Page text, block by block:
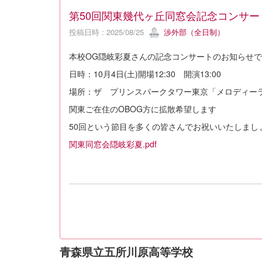
第50回関東幾代ヶ丘同窓会記念コンサー
投稿日時 : 2025/08/25 渉外部（全日制）
本校OG隠岐彩夏さんの記念コンサートのお知らせ
日時：10月4日(土)開場12:30 開演13:00
場所：ザ プリンスパークタワー東京「メロディー
関東ご在住のOBOG方に拡散希望します
50回という節目を多くの皆さんでお祝いいたしまし
関東同窓会隠岐彩夏.pdf
青森県立五所川原高等学校